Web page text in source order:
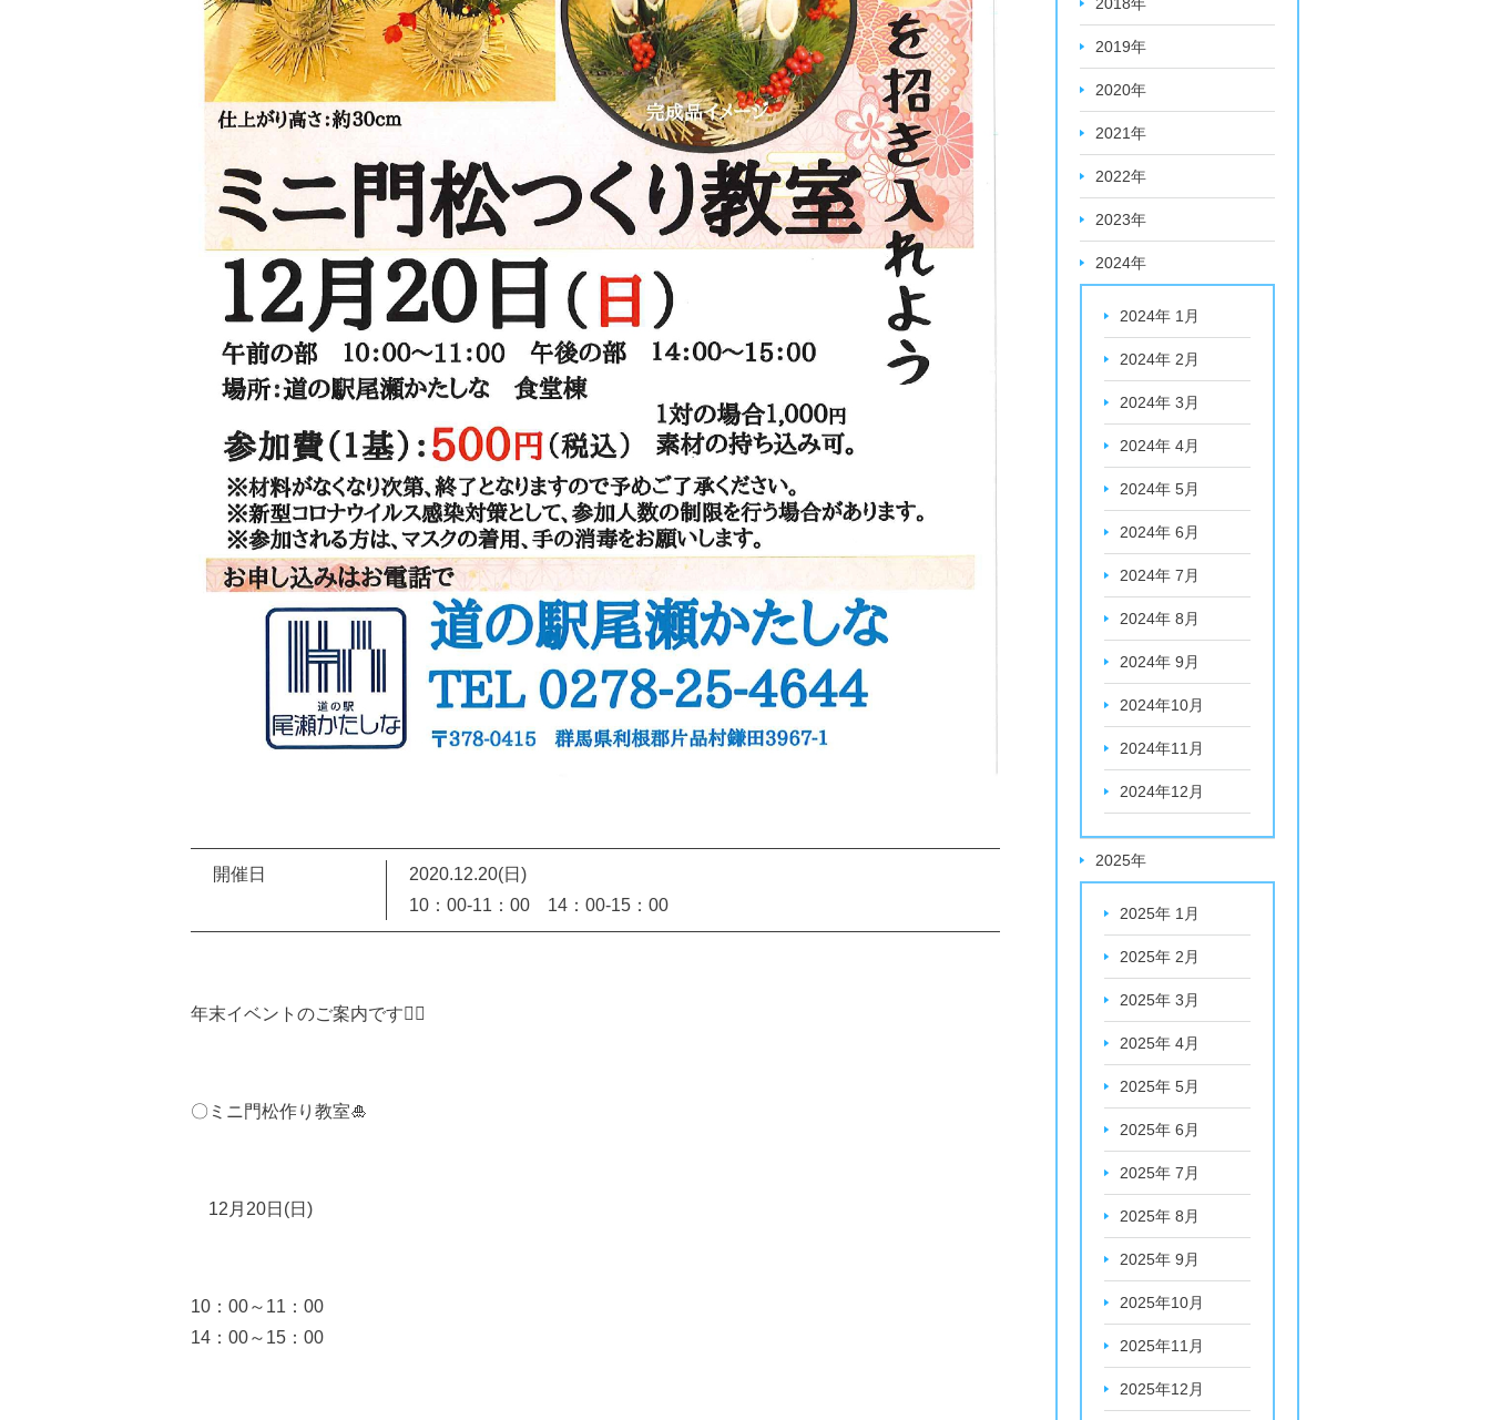
開催日
2020.12.20(日)
10：00-11：00 14：00-15：00
年末イベントのご案内です🙋‍♀️
〇ミニ門松作り教室🎍
12月20日(日)
10：00～11：00
14：00～15：00
2019年
2020年
2021年
2022年
2023年
2024年
2024年 1月
2024年 2月
2024年 3月
2024年 4月
2024年 5月
2024年 6月
2024年 7月
2024年 8月
2024年 9月
2024年10月
2024年11月
2024年12月
2025年
2025年 1月
2025年 2月
2025年 3月
2025年 4月
2025年 5月
2025年 6月
2025年 7月
2025年 8月
2025年 9月
2025年10月
2025年11月
2025年12月